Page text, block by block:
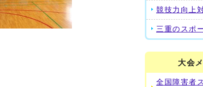
競技力向上
三重のスポ
大会
全国障害者